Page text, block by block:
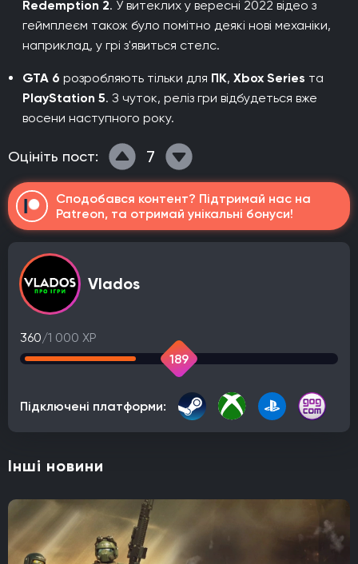
Redemption 2. У витеклих у вересні 2022 відео з
геймплеєм також було помітно деякі нові механіки,
наприклад, у грі з'явиться стелс.
GTA 6 розробляють тільки для ПК, Xbox Series та
PlayStation 5. З чуток, реліз гри відбудеться вже
восени наступного року.
Оцініть пост: 7
Сподобався контент? Підтримай нас на
Patreon, та отримай унікальні бонуси!
Vlados
360/1 000 XP
189
Підключені платформи:
Інші новини